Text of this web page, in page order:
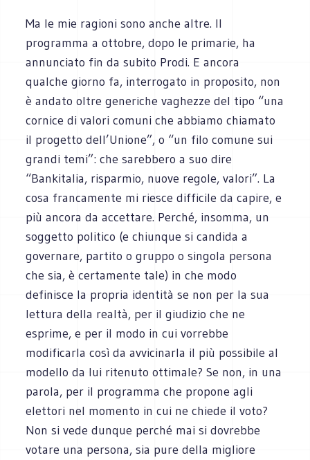
Ma le mie ragioni sono anche altre. Il
programma a ottobre, dopo le primarie, ha
annunciato fin da subito Prodi. E ancora
qualche giorno fa, interrogato in proposito, non
è andato oltre generiche vaghezze del tipo “una
cornice di valori comuni che abbiamo chiamato
il progetto dell’Unione”, o “un filo comune sui
grandi temi”: che sarebbero a suo dire
“Bankitalia, risparmio, nuove regole, valori”. La
cosa francamente mi riesce difficile da capire, e
più ancora da accettare. Perché, insomma, un
soggetto politico (e chiunque si candida a
governare, partito o gruppo o singola persona
che sia, è certamente tale) in che modo
definisce la propria identità se non per la sua
lettura della realtà, per il giudizio che ne
esprime, e per il modo in cui vorrebbe
modificarla così da avvicinarla il più possibile al
modello da lui ritenuto ottimale? Se non, in una
parola, per il programma che propone agli
elettori nel momento in cui ne chiede il voto?
Non si vede dunque perché mai si dovrebbe
votare una persona, sia pure della migliore